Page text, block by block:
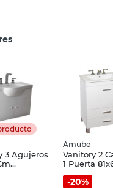
3 Agujeros
Blanco
Ferrum
Amube
Vanitory 2
1 Puerta
Cm
Blanco
-20%